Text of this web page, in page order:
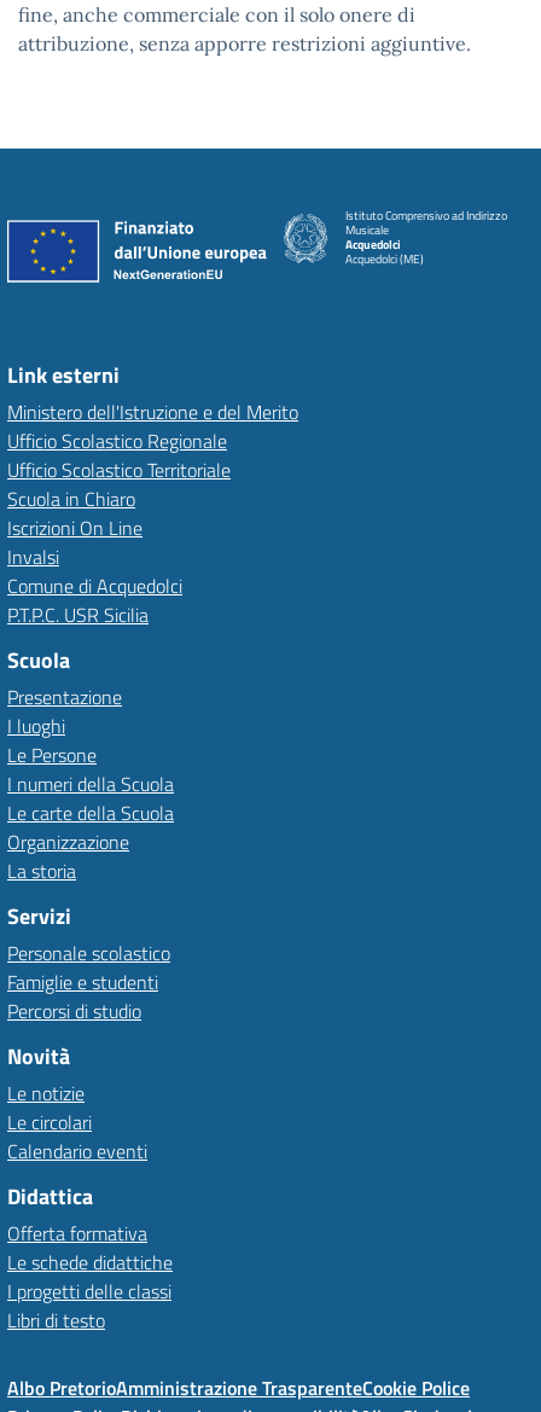
fine, anche commerciale con il solo onere di
attribuzione, senza apporre restrizioni aggiuntive.
Istituto Comprensivo ad Indirizzo
Musicale
Acquedolci
Acquedolci (ME)
Link esterni
Ministero dell'Istruzione e del Merito
Ufficio Scolastico Regionale
Ufficio Scolastico Territoriale
Scuola in Chiaro
Iscrizioni On Line
Invalsi
Comune di Acquedolci
P.T.P.C. USR Sicilia
Scuola
Presentazione
I luoghi
Le Persone
I numeri della Scuola
Le carte della Scuola
Organizzazione
La storia
Servizi
Personale scolastico
Famiglie e studenti
Percorsi di studio
Novità
Le notizie
Le circolari
Calendario eventi
Didattica
Offerta formativa
Le schede didattiche
I progetti delle classi
Libri di testo
Albo PretorioAmministrazione TrasparenteCookie Police